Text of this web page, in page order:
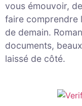
vous émouvoir,
faire comprendre
de demain.
documents,
laissé de côté.